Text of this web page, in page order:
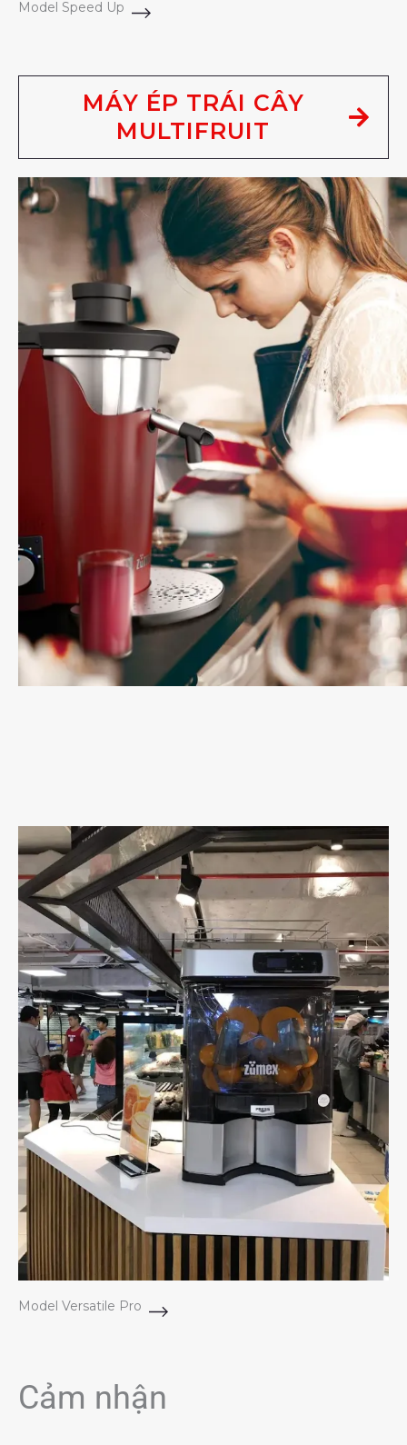
Model Speed Up
MÁY ÉP TRÁI CÂY
MULTIFRUIT
Model Versatile Pro
Cảm nhận